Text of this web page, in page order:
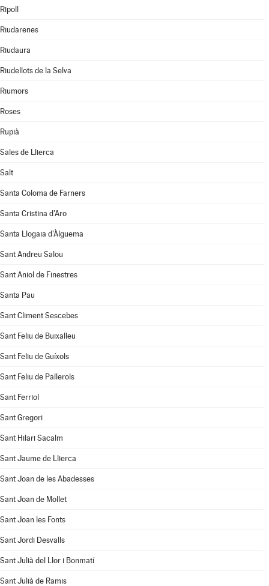
Ripoll
Riudarenes
Riudaura
Riudellots de la Selva
Riumors
Roses
Rupià
Sales de Llierca
Salt
Santa Coloma de Farners
Santa Cristina d'Aro
Santa Llogaia d'Àlguema
Sant Andreu Salou
Sant Aniol de Finestres
Santa Pau
Sant Climent Sescebes
Sant Feliu de Buixalleu
Sant Feliu de Guíxols
Sant Feliu de Pallerols
Sant Ferriol
Sant Gregori
Sant Hilari Sacalm
Sant Jaume de Llierca
Sant Joan de les Abadesses
Sant Joan de Mollet
Sant Joan les Fonts
Sant Jordi Desvalls
Sant Julià del Llor i Bonmatí
Sant Julià de Ramis